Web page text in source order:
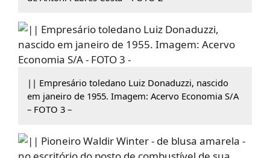
|| Empresário toledano Luiz Donaduzzi, nascido
em janeiro de 1955. Imagem: Acervo Economia S/A
– FOTO 3 –